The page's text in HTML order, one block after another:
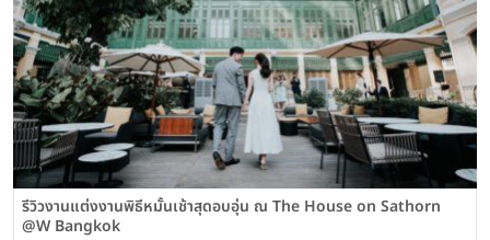
รีวิวงานแต่งงานพิธีหมั้นเช้าสุดอบอุ่น ณ The House on Sathorn
@W Bangkok